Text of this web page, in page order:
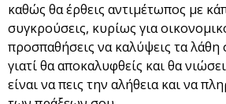
καθώς θα έρθεις αντιμέτωπος με
συγκρούσεις, κυρίως για
προσπαθήσεις να καλύψεις τα
γιατί θα αποκαλυφθείς και θα
είναι να πεις την αλήθεια και να